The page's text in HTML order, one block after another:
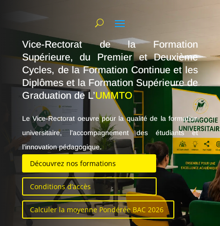
Vice-Rectorat de la Formation
Supérieure, du Premier et Deuxième
Cycles, de la Formation Continue et les
Diplômes et la Formation Supérieure de
Graduation de L’UMMTO
Le Vice-Rectorat oeuvre pour la qualité de la formation
universitaire, l’accompagnement des étudiants et
l’innovation pédagogique.
Découvrez nos formations
Conditions d’accès
Calculer la moyenne Pondérée BAC 2026